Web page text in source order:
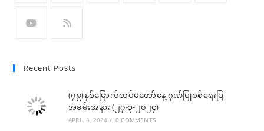
Recent Posts
(၇၉)နှစ်မြောက်တပ်မတော်နေ့ ဂုဏ်ပြုစစ်ရေးပြ
အခမ်းအနား (၂၇-၃-၂၀၂၄)
APRIL 3, 2024 / 0 COMMENTS